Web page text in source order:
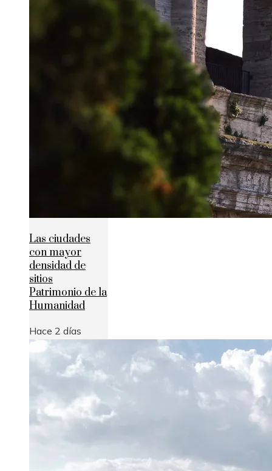
Las ciudades
con mayor
densidad de
sitios
Patrimonio de la
Humanidad
Hace 2 días